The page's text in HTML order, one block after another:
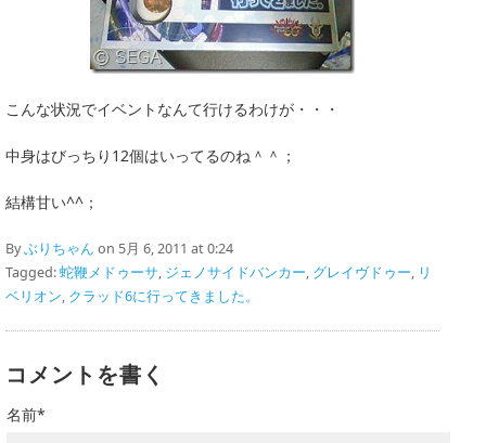
こんな状況でイベントなんて行けるわけが・・・
中身はびっちり12個はいってるのね＾＾；
結構甘い^^；
Byぶりちゃん on 5月 6, 2011 at 0:24
Tagged:蛇鞭メドゥーサ, ジェノサイドバンカー, グレイヴドゥー, リ
ベリオン, クラッド6に行ってきました。
コメントを書く
名前*